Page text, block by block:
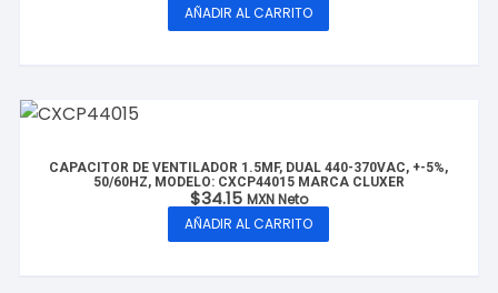
AÑADIR AL CARRITO
CAPACITOR DE VENTILADOR 1.5MF, DUAL 440-370VAC, +-5%,
50/60HZ, MODELO: CXCP44015 MARCA CLUXER
$34.15 MXN Neto
AÑADIR AL CARRITO